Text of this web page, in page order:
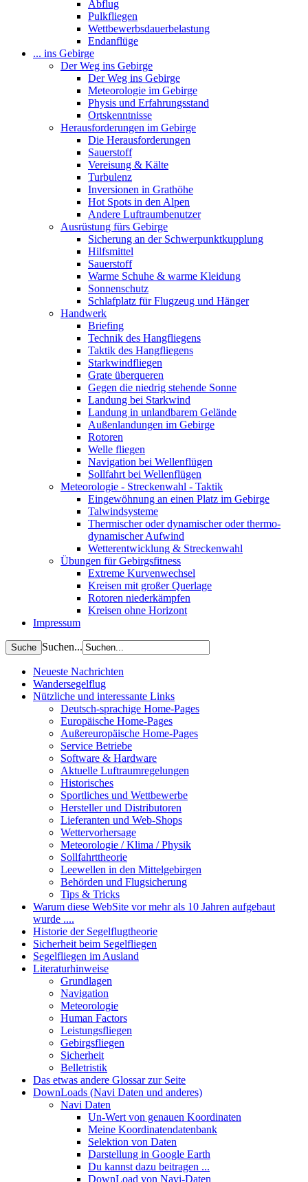
Abflug
Pulkfliegen
Wettbewerbsdauerbelastung
Endanflüge
... ins Gebirge
Der Weg ins Gebirge
Der Weg ins Gebirge
Meteorologie im Gebirge
Physis und Erfahrungsstand
Ortskenntnisse
Herausforderungen im Gebirge
Die Herausforderungen
Sauerstoff
Vereisung & Kälte
Turbulenz
Inversionen in Grathöhe
Hot Spots in den Alpen
Andere Luftraumbenutzer
Ausrüstung fürs Gebirge
Sicherung an der Schwerpunktkupplung
Hilfsmittel
Sauerstoff
Warme Schuhe & warme Kleidung
Sonnenschutz
Schlafplatz für Flugzeug und Hänger
Handwerk
Briefing
Technik des Hangfliegens
Taktik des Hangfliegens
Starkwindfliegen
Grate überqueren
Gegen die niedrig stehende Sonne
Landung bei Starkwind
Landung in unlandbarem Gelände
Außenlandungen im Gebirge
Rotoren
Welle fliegen
Navigation bei Wellenflügen
Sollfahrt bei Wellenflügen
Meteorologie - Streckenwahl - Taktik
Eingewöhnung an einen Platz im Gebirge
Talwindsysteme
Thermischer oder dynamischer oder thermo-
dynamischer Aufwind
Wetterentwicklung & Streckenwahl
Übungen für Gebirgsfitness
Extreme Kurvenwechsel
Kreisen mit großer Querlage
Rotoren niederkämpfen
Kreisen ohne Horizont
Impressum
Suchen...
Neueste Nachrichten
Wandersegelflug
Nützliche und interessante Links
Deutsch-sprachige Home-Pages
Europäische Home-Pages
Außereuropäische Home-Pages
Service Betriebe
Software & Hardware
Aktuelle Luftraumregelungen
Historisches
Sportliches und Wettbewerbe
Hersteller und Distributoren
Lieferanten und Web-Shops
Wettervorhersage
Meteorologie / Klima / Physik
Sollfahrttheorie
Leewellen in den Mittelgebirgen
Behörden und Flugsicherung
Tips & Tricks
Warum diese WebSite vor mehr als 10 Jahren aufgebaut
wurde ....
Historie der Segelflugtheorie
Sicherheit beim Segelfliegen
Segelfliegen im Ausland
Literaturhinweise
Grundlagen
Navigation
Meteorologie
Human Factors
Leistungsfliegen
Gebirgsfliegen
Sicherheit
Belletristik
Das etwas andere Glossar zur Seite
DownLoads (Navi Daten und anderes)
Navi Daten
Un-Wert von genauen Koordinaten
Meine Koordinatendatenbank
Selektion von Daten
Darstellung in Google Earth
Du kannst dazu beitragen ...
DownLoad von Navi-Daten